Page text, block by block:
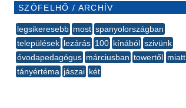
SZÓFELHŐ / ARCHÍV
legsikeresebb most spanyolországban
települések lezárás 100 kínából szivünk
óvodapedagógus márciusban towertől miatt
tányértéma jászai két